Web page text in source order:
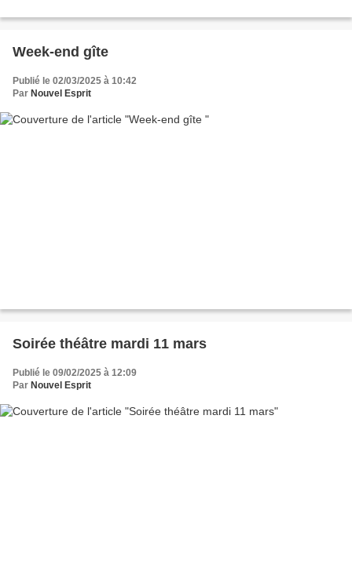
Week-end gîte
Publié le 02/03/2025 à 10:42
Par Nouvel Esprit
Soirée théâtre mardi 11 mars
Publié le 09/02/2025 à 12:09
Par Nouvel Esprit